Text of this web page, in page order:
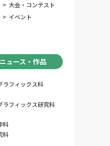
> 大会・コンテスト
> イベント
ュース・作品
ラフィックス科
ラフィックス研究科
科
科